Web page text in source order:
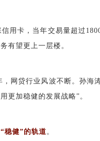
用卡，当年交易量超过
有望更上一层楼。
网贷行业风波不断。孙海
更加稳健的发展战略”。
稳健”的轨道。